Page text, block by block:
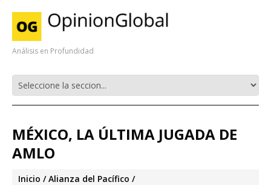
Análisis en Profundidad
MÉXICO, LA ÚLTIMA JUGADA DE
AMLO
Inicio
Alianza del Pacífico